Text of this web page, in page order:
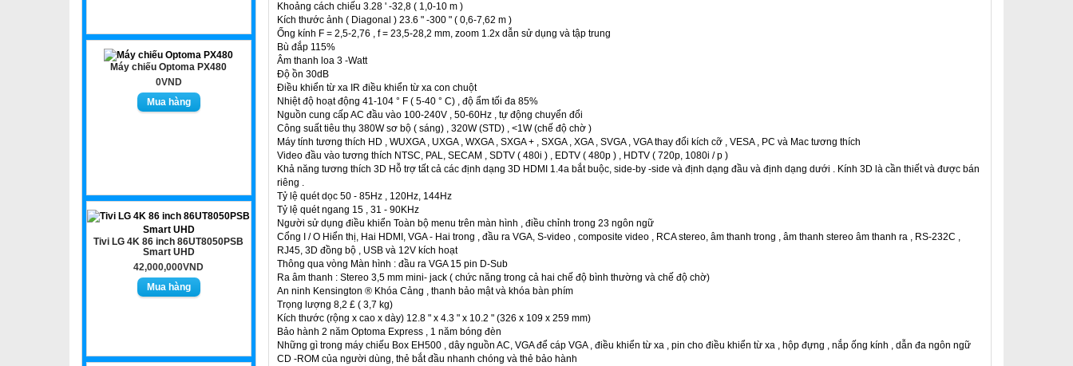
Máy chiếu Optoma PX480
0VND
Tivi LG 4K 86 inch 86UT8050PSB
Smart UHD
42,000,000VND
Khoảng cách chiếu 3.28 ' -32,8 ( 1,0-10 m )
Kích thước ảnh ( Diagonal ) 23.6 " -300 " ( 0,6-7,62 m )
Ống kính F = 2,5-2,76 , f = 23,5-28,2 mm, zoom 1.2x dẫn sử dụng và tập trung
Bù đắp 115%
Âm thanh loa 3 -Watt
Độ ồn 30dB
Điều khiển từ xa IR điều khiển từ xa con chuột
Nhiệt độ hoạt động 41-104 ° F ( 5-40 ° C) , độ ẩm tối đa 85%
Nguồn cung cấp AC đầu vào 100-240V , 50-60Hz , tự động chuyển đổi
Công suất tiêu thụ 380W sơ bộ ( sáng) , 320W (STD) , <1W (chế độ chờ )
Máy tính tương thích HD , WUXGA , UXGA , WXGA , SXGA + , SXGA , XGA , SVGA , VGA thay đổi kích cỡ , VESA , PC và Mac tương thích
Video đầu vào tương thích NTSC, PAL, SECAM , SDTV ( 480i ) , EDTV ( 480p ) , HDTV ( 720p, 1080i / p )
Khả năng tương thích 3D Hỗ trợ tất cả các định dạng 3D HDMI 1.4a bắt buộc, side-by -side và định dạng đầu và định dạng dưới . Kính 3D là cần thiết và được bán
riêng .
Tỷ lệ quét dọc 50 - 85Hz , 120Hz, 144Hz
Tỷ lệ quét ngang 15 , 31 - 90KHz
Người sử dụng điều khiển Toàn bộ menu trên màn hình , điều chỉnh trong 23 ngôn ngữ
Cổng I / O Hiển thị, Hai HDMI, VGA - Hai trong , đầu ra VGA, S-video , composite video , RCA stereo, âm thanh trong , âm thanh stereo âm thanh ra , RS-232C ,
RJ45, 3D đồng bộ , USB và 12V kích hoạt
Thông qua vòng Màn hình : đầu ra VGA 15 pin D-Sub
Ra âm thanh : Stereo 3,5 mm mini- jack ( chức năng trong cả hai chế độ bình thường và chế độ chờ)
An ninh Kensington ® Khóa Cảng , thanh bảo mật và khóa bàn phím
Trọng lượng 8,2 £ ( 3,7 kg)
Kích thước (rộng x cao x dày) 12.8 " x 4.3 " x 10.2 " (326 x 109 x 259 mm)
Bảo hành 2 năm Optoma Express , 1 năm bóng đèn
Những gì trong máy chiếu Box EH500 , dây nguồn AC, VGA để cáp VGA , điều khiển từ xa , pin cho điều khiển từ xa , hộp đựng , nắp ống kính , dẫn đa ngôn ngữ
CD -ROM của người dùng, thẻ bắt đầu nhanh chóng và thẻ bảo hành